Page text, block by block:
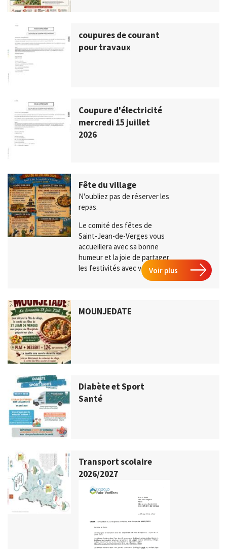
coupures de courant
pour travaux
Coupure d'électricité
mercredi 15 juillet
2026
Fête du village
N'oubliez pas de réserver les
repas.
Le comité des fêtes de
Saint-Jean-de-Verges vous
accueillera avec sa bonne
humeur et la joie de partager
les festivités avec vous.Voir plus
MOUNJEDATE
Diabète et Sport
Santé
Transport scolaire
2026/2027